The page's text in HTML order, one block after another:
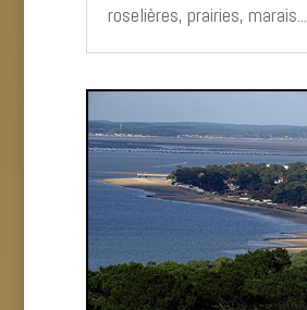
roselières, prairies, marais...